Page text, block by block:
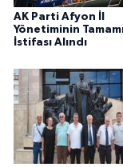
AK Parti Afyon İl
Yönetiminin
İstifası Alındı